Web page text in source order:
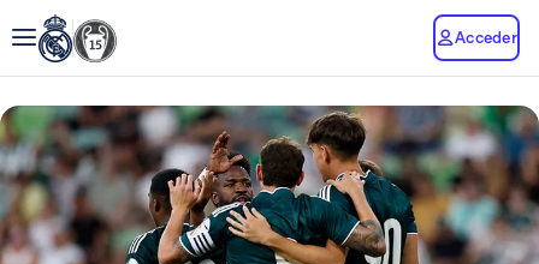
Acceder